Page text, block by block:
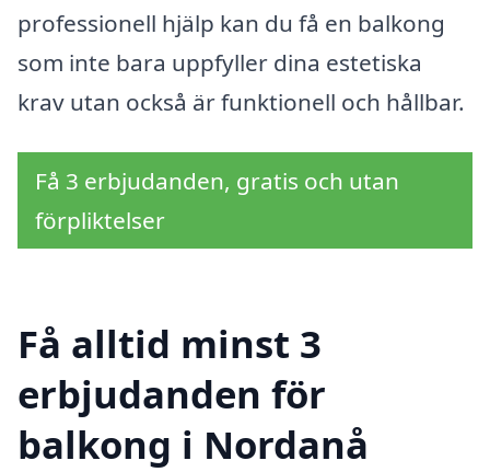
professionell hjälp kan du få en balkong
som inte bara uppfyller dina estetiska
krav utan också är funktionell och hållbar.
Få 3 erbjudanden, gratis och utan
förpliktelser
Få alltid minst 3
erbjudanden för
balkong i Nordanå